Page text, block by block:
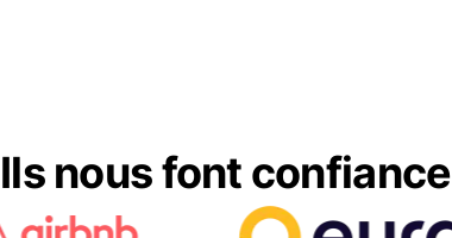
Ils nous font confiance